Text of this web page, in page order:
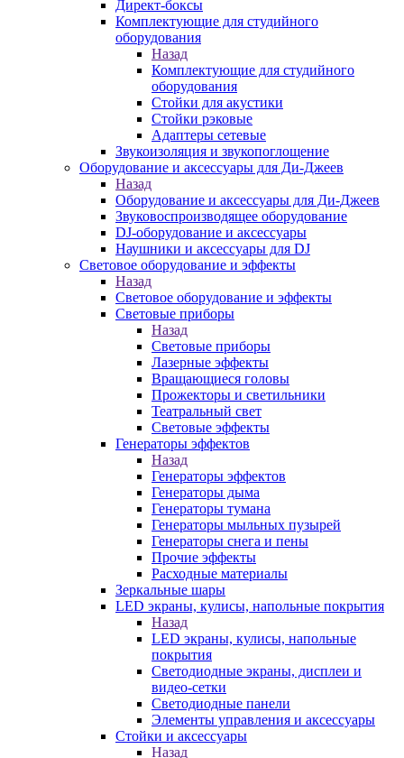
Директ-боксы
Комплектующие для студийного
оборудования
Назад
Комплектующие для студийного
оборудования
Стойки для акустики
Стойки рэковые
Адаптеры сетевые
Звукоизоляция и звукопоглощение
Оборудование и аксессуары для Ди-Джеев
Назад
Оборудование и аксессуары для Ди-Джеев
Звуковоспроизводящее оборудование
DJ-оборудование и аксессуары
Наушники и аксессуары для DJ
Световое оборудование и эффекты
Назад
Световое оборудование и эффекты
Световые приборы
Назад
Световые приборы
Лазерные эффекты
Вращающиеся головы
Прожекторы и светильники
Театральный свет
Световые эффекты
Генераторы эффектов
Назад
Генераторы эффектов
Генераторы дыма
Генераторы тумана
Генераторы мыльных пузырей
Генераторы снега и пены
Прочие эффекты
Расходные материалы
Зеркальные шары
LED экраны, кулисы, напольные покрытия
Назад
LED экраны, кулисы, напольные
покрытия
Светодиодные экраны, дисплеи и
видео-сетки
Светодиодные панели
Элементы управления и аксессуары
Стойки и аксессуары
Назад